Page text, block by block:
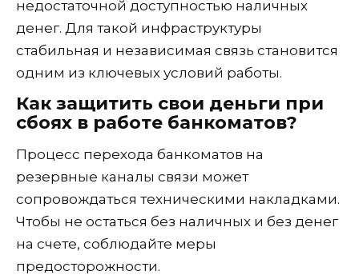
недостаточной доступностью наличных
денег. Для такой инфраструктуры
стабильная и независимая связь становится
одним из ключевых условий работы.
Как защитить свои деньги при
сбоях в работе банкоматов?
Процесс перехода банкоматов на
резервные каналы связи может
сопровождаться техническими накладками.
Чтобы не остаться без наличных и без денег
на счете, соблюдайте меры
предосторожности.